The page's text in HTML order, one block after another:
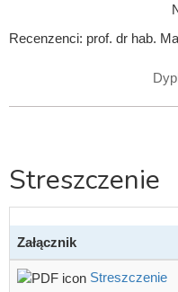
Recenzenci: prof. dr hab.
Streszczenie
Załącznik
Streszczenie